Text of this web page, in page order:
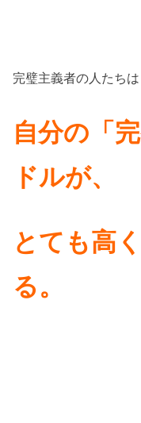
完璧主義者の人たちは
自分の「
ドルが、
とても高
る。